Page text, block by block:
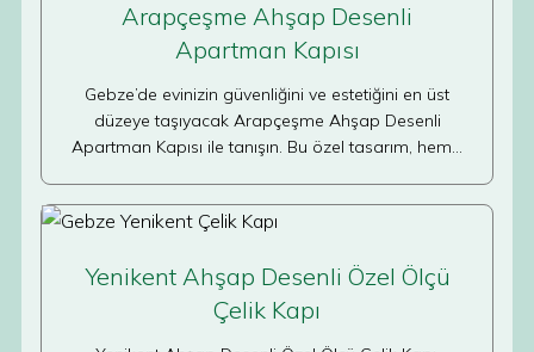
Arapçeşme Ahşap Desenli
Apartman Kapısı
Gebze’de evinizin güvenliğini ve estetiğini en üst
düzeye taşıyacak Arapçeşme Ahşap Desenli
Apartman Kapısı ile tanışın. Bu özel tasarım, hem…
Yenikent Ahşap Desenli Özel Ölçü
Çelik Kapı